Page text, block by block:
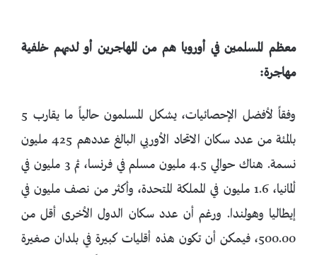
معظم المسلمين في أوروبا هم من المهاجرين أو لديهم خلفية
مهاجرة:
وفقاً لأفضل الإحصائيات، يشكل المسلمون حالياً ما يقارب 5
بالمئة من عدد سكان الاتحاد الأوربي البالغ عددهم 425 مليون
نسمة. هناك حوالي 4.5 مليون مسلم في فرنسا، ثم 3 مليون في
ألمانيا، 1.6 مليون في المملكة المتحدة، وأكثر من نصف مليون في
إيطاليا وهولندا. ورغم أن عدد سكان الدول الأخرى أقل من
500.00، فيمكن أن تكون هذه أقليات كبيرة في بلدان صغيرة